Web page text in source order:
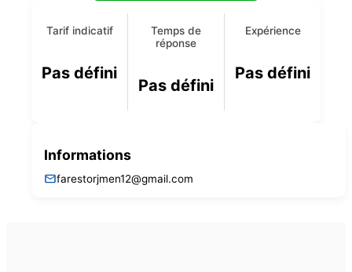
Tarif indicatif
Pas défini
Temps de
réponse
Pas défini
Expérience
Pas défini
Informations
farestorjmen12@gmail.com